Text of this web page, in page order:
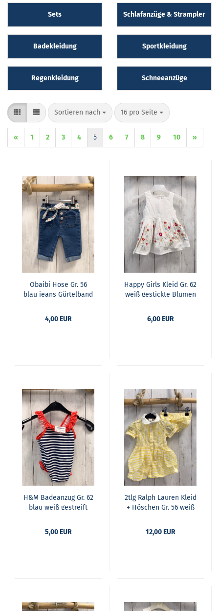
Sets Schlafanzüge & Strampler
Badekleidung Sportkleidung
Regenkleidung Schneeanzüge
Sortieren nach
Sortieren nach 16 pro Seite
pro Seite
« 1 2 3 4 5 6 7 8 9 10 »
Obai­bi Hose Gr. 56
blau jeans Gür­tel­band
4,00 EUR
Happy Girls Kleid Gr. 62
weiß ge­stick­te Blu­men
6,00 EUR
H&M Ba­de­an­zug Gr. 62
blau weiß ge­streift
5,00 EUR
2tlg Ralph Lau­ren Kleid
+ Hös­chen Gr. 56 weiß
12,00 EUR